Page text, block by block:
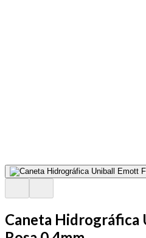
Caneta Hidrográfica